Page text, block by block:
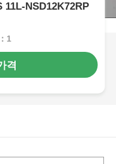
11L-NSD12K72RP
1
격